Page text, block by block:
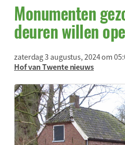
Monumenten
deuren willen
zaterdag 3 augustus, 2024 om
Hof van Twente nieuws